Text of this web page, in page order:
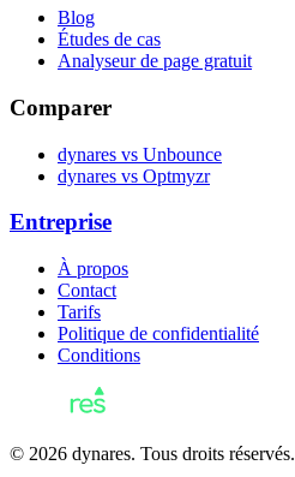
Blog
Études de cas
Analyseur de page gratuit
Comparer
dynares vs Unbounce
dynares vs Optmyzr
Entreprise
À propos
Contact
Tarifs
Politique de confidentialité
Conditions
© 2026 dynares. Tous droits réservés.